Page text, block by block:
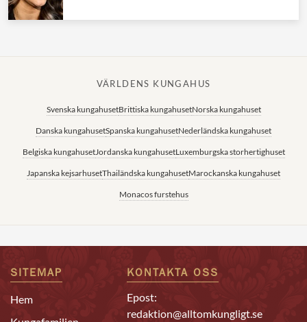
VÄRLDENS KUNGAHUS
Svenska kungahusetBrittiska kungahusetNorska kungahuset
Danska kungahusetSpanska kungahusetNederländska kungahuset
Belgiska kungahusetJordanska kungahusetLuxemburgska storhertighuset
Japanska kejsarhusetThailändska kungahusetMarockanska kungahuset
Monacos furstehus
SITEMAP
Hem
KONTAKTA OSS
Epost:
redaktion@alltomkungligt.se